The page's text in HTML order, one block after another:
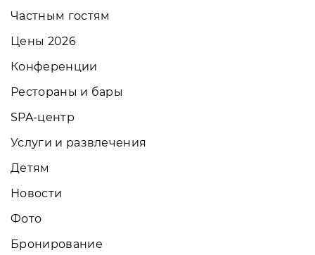
Частным гостям
Цены 2026
Конференции
Рестораны и бары
SPA-центр
Услуги и развлечения
Детям
Новости
Фото
Бронирование